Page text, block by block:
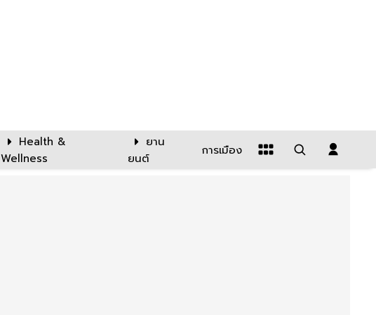
Health &
Wellness
ยาน
ยนต์
การเมือง